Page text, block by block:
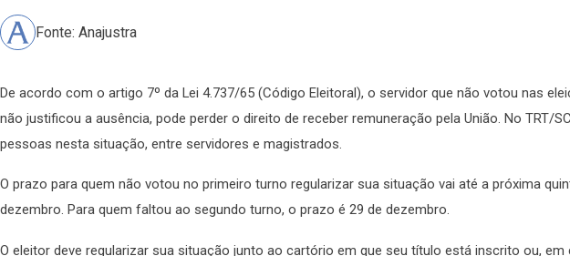
Fonte: Anajustra
De acordo com o artigo 7º da Lei 4.737/65 (Código Eleitoral), o servidor que não votou nas
não justificou a ausência, pode perder o direito de receber remuneração pela União. No TRT/
pessoas nesta situação, entre servidores e magistrados.
O prazo para quem não votou no primeiro turno regularizar sua situação vai até a próxima
dezembro. Para quem faltou ao segundo turno, o prazo é 29 de dezembro.
O eleitor deve regularizar sua situação junto ao cartório em que seu título está inscrito ou, em